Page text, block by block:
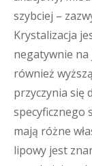
szybciej –
Krystalizacja
negatywnie
również
przyczynia się
specyficznego
mają różne
lipowy jest